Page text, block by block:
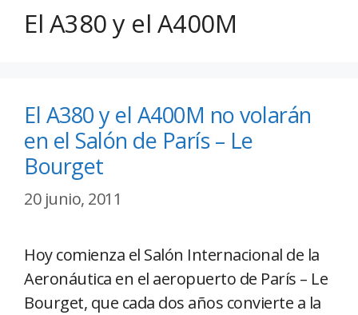
El A380 y el A400M
El A380 y el A400M no volarán
en el Salón de París – Le
Bourget
20 junio, 2011
Hoy comienza el Salón Internacional de la
Aeronáutica en el aeropuerto de París – Le
Bourget, que cada dos años convierte a la